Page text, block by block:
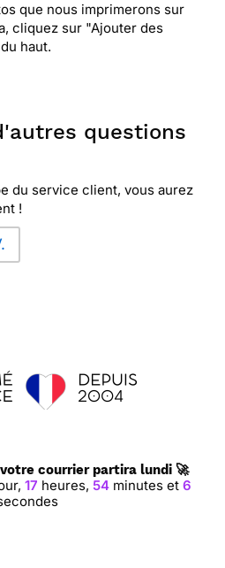
que nous imprimerons sur
cliquez sur "Ajouter des
haut.
questions
du service client, vous aurez
!
courrier partira lundi 🚀
17 heures, 54 minutes et 5